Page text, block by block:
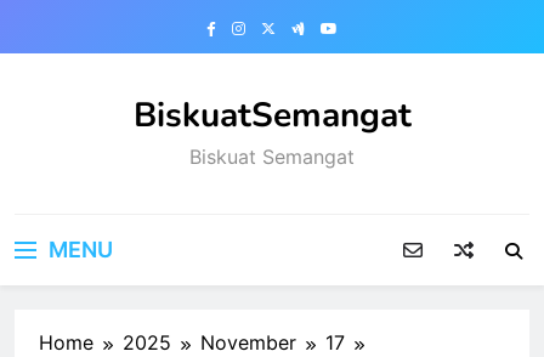
BiskuatSemangat
Biskuat Semangat
MENU
Home 2025 November
17